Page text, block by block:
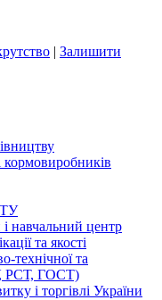
| Залишити
кормовиробників
навчальний центр
та якості
технічної та
РСТ, ГОСТ)
і торгівлі України